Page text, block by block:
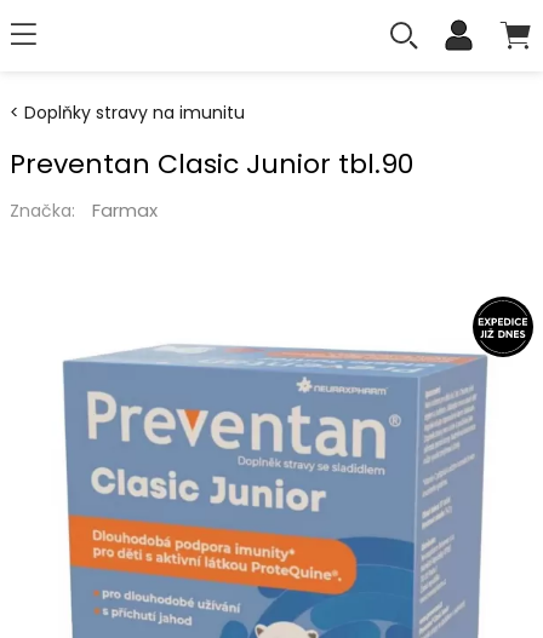
Doplňky stravy na imunitu
Preventan Clasic Junior tbl.90
Značka: Farmax